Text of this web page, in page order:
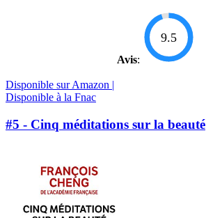
Avis:
9.5
Disponible sur Amazon |
Disponible à la Fnac
#5 - Cinq méditations sur la beauté